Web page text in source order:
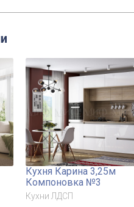
Кухня Карина 3,25м
Компоновка №3
Кухни ЛДСП